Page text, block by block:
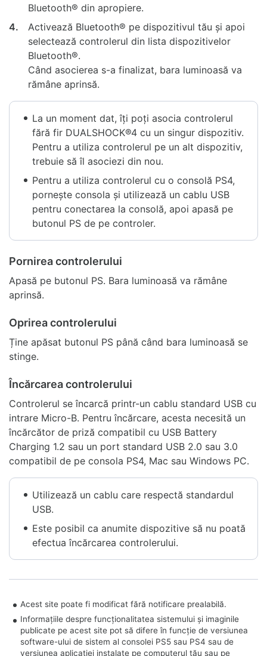
Bluetooth® din apropiere.
4.
Activează Bluetooth® pe dispozitivul tău și apoi
selectează controlerul din lista dispozitivelor
Bluetooth®.
Când asocierea s-a finalizat, bara luminoasă va
rămâne aprinsă.
La un moment dat, îți poți asocia controlerul
fără fir DUALSHOCK®4 cu un singur dispozitiv.
Pentru a utiliza controlerul pe un alt dispozitiv,
trebuie să îl asociezi din nou.
Pentru a utiliza controlerul cu o consolă PS4,
pornește consola și utilizează un cablu USB
pentru conectarea la consolă, apoi apasă pe
butonul PS de pe controler.
Pornirea controlerului
Apasă pe butonul PS. Bara luminoasă va rămâne
aprinsă.
Oprirea controlerului
Ține apăsat butonul PS până când bara luminoasă se
stinge.
Încărcarea controlerului
Controlerul se încarcă printr-un cablu standard USB cu
intrare Micro-B. Pentru încărcare, acesta necesită un
încărcător de priză compatibil cu USB Battery
Charging 1.2 sau un port standard USB 2.0 sau 3.0
compatibil de pe consola PS4, Mac sau Windows PC.
Utilizează un cablu care respectă standardul
USB.
Este posibil ca anumite dispozitive să nu poată
efectua încărcarea controlerului.
Acest site poate fi modificat fără notificare prealabilă.
Informațiile despre funcționalitatea sistemului și imaginile
publicate pe acest site pot să difere în funcție de versiunea
software-ului de sistem al consolei PS5 sau PS4 sau de
versiunea aplicației instalate pe computerul tău sau pe